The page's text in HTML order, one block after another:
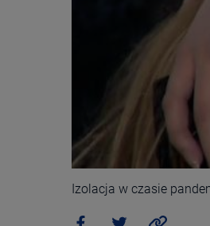
Izolacja w czasie